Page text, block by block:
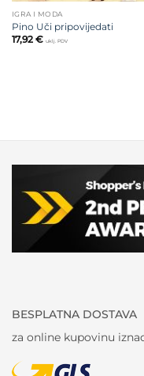
IGRA I MODA
Pino Uči pripovijedati
17,92 € uklj. PDV
BESPLATNA DOSTAVA
za online kupovinu